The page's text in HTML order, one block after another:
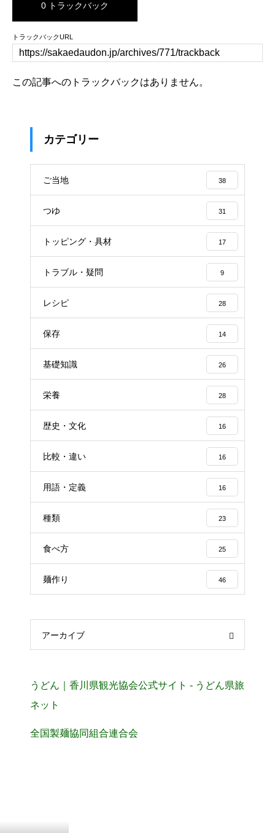
0 トラックバック
トラックバックURL
この記事へのトラックバックはありません。
カテゴリー
ご当地 38
つゆ 31
トッピング・具材 17
トラブル・疑問 9
レシピ 28
保存 14
基礎知識 26
栄養 28
歴史・文化 16
比較・違い 16
用語・定義 16
種類 23
食べ方 25
麺作り 46
アーカイブ
うどん｜香川県観光協会公式サイト - うどん県旅
ネット
全国製麺協同組合連合会